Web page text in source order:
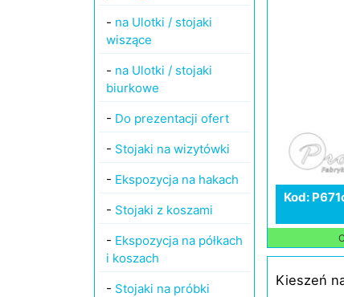
- na Ulotki / stojaki
wiszące
- na Ulotki / stojaki
biurkowe
- Do prezentacji ofert
- Stojaki na wizytówki
- Ekspozycja na hakach
- Stojaki z koszami
- Ekspozycja na półkach
i koszach
- Stojaki na próbki
Kod:
Kieszeń